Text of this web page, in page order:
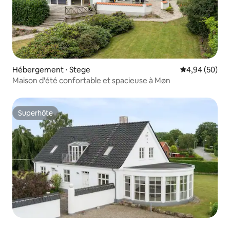
Hébergement ⋅ Stege Évaluation
4,94 (50)
Maison d'été confortable et spacieuse à Møn
Superhôte
Superhôte